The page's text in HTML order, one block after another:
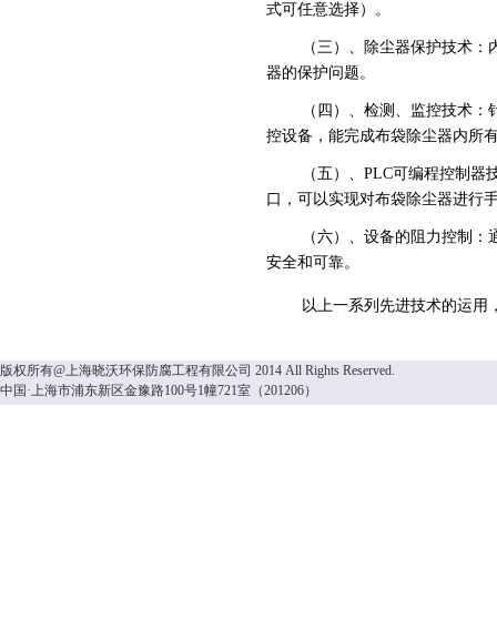
式可任意选择）。
（三）、除尘器保护技术
器的保护问题。
（四）、检测、监控技术
控设备， 能完成布袋除尘器内所
（五）、 PLC可编程控制器
口，可以实现对布袋除尘器进行
（六）、设备的阻力控制
安全和可靠。
以上一系列先进技术的运用
版权所有@上海晓沃环保防腐工程有限公司 2014 All Rights Reserved.
中国·上海市浦东新区金豫路100号1幢721室（201206）